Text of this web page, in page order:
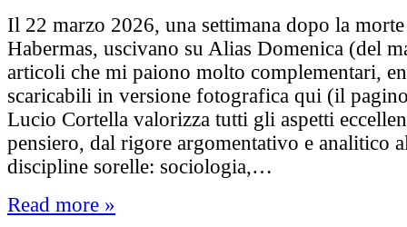
Il 22 marzo 2026, una settimana dopo la
Habermas, uscivano su Alias Domenica (del
articoli che mi paiono molto complementari,
scaricabili in versione fotografica qui (il
Lucio Cortella valorizza tutti gli aspetti
pensiero, dal rigore argomentativo e analitico
discipline sorelle: sociologia,…
Read more »